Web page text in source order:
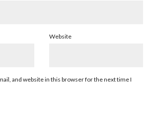
Website
and website in this browser for the next time I